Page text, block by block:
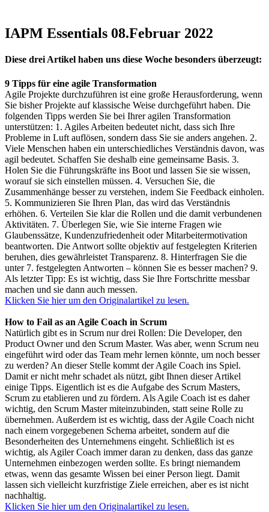
IAPM Essentials 08.Februar 2022
Diese drei Artikel haben uns diese Woche besonders überzeugt:
9 Tipps für eine agile Transformation
Agile Projekte durchzuführen ist eine große Herausforderung, wenn
Sie bisher Projekte auf klassische Weise durchgeführt haben. Die
folgenden Tipps werden Sie bei Ihrer agilen Transformation
unterstützen: 1. Agiles Arbeiten bedeutet nicht, dass sich Ihre
Probleme in Luft auflösen, sondern dass Sie sie anders angehen. 2.
Viele Menschen haben ein unterschiedliches Verständnis davon, was
agil bedeutet. Schaffen Sie deshalb eine gemeinsame Basis. 3.
Holen Sie die Führungskräfte ins Boot und lassen Sie sie wissen,
worauf sie sich einstellen müssen. 4. Versuchen Sie, die
Zusammenhänge besser zu verstehen, indem Sie Feedback einholen.
5. Kommunizieren Sie Ihren Plan, das wird das Verständnis
erhöhen. 6. Verteilen Sie klar die Rollen und die damit verbundenen
Aktivitäten. 7. Überlegen Sie, wie Sie interne Fragen wie
Glaubenssätze, Kundenzufriedenheit oder Mitarbeitermotivation
beantworten. Die Antwort sollte objektiv auf festgelegten Kriterien
beruhen, dies gewährleistet Transparenz. 8. Hinterfragen Sie die
unter 7. festgelegten Antworten – können Sie es besser machen? 9.
Als letzter Tipp: Es ist wichtig, dass Sie Ihre Fortschritte messbar
machen und sie dann auch messen.
Klicken Sie hier um den Originalartikel zu lesen.
How to Fail as an Agile Coach in Scrum
Natürlich gibt es in Scrum nur drei Rollen: Die Developer, den
Product Owner und den Scrum Master. Was aber, wenn Scrum neu
eingeführt wird oder das Team mehr lernen könnte, um noch besser
zu werden? An dieser Stelle kommt der Agile Coach ins Spiel.
Damit er nicht mehr schadet als nützt, gibt Ihnen dieser Artikel
einige Tipps. Eigentlich ist es die Aufgabe des Scrum Masters,
Scrum zu etablieren und zu fördern. Als Agile Coach ist es daher
wichtig, den Scrum Master miteinzubinden, statt seine Rolle zu
übernehmen. Außerdem ist es wichtig, dass der Agile Coach nicht
nach einem vorgegebenen Schema arbeitet, sondern auf die
Besonderheiten des Unternehmens eingeht. Schließlich ist es
wichtig, als Agiler Coach immer daran zu denken, dass das ganze
Unternehmen einbezogen werden sollte. Es bringt niemandem
etwas, wenn das gesamte Wissen bei einer Person liegt. Damit
lassen sich vielleicht kurzfristige Ziele erreichen, aber es ist nicht
nachhaltig.
Klicken Sie hier um den Originalartikel zu lesen.